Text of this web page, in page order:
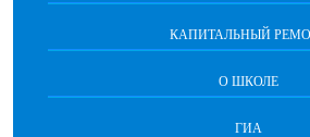
КАПИТАЛЬНЫЙ
О ШКОЛЕ
ГИА